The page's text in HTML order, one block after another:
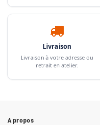
Livraison
Livraison à votre adresse ou
retrait en atelier.
A propos